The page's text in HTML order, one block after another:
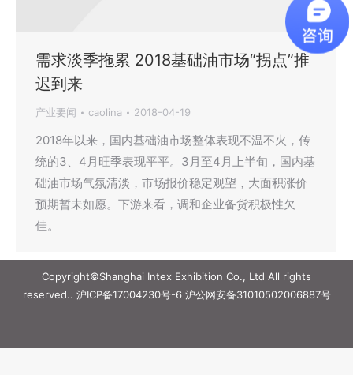
需求淡季拖累 2018基础油市场“拐点”推
迟到来
产业要闻 caolina 2018-04-19
2018年以来，国内基础油市场整体表现不温不火，传
统的3、4月旺季表现平平。3月至4月上半旬，国内基
础油市场气氛清淡，市场报价稳定观望，大面积涨价
预期暂未如愿。下游来看，调和企业备货积极性欠
佳。
Copyright©Shanghai Intex Exhibition Co., Ltd All rights
reserved.. 沪ICP备17004230号-6沪公网安备31010502006887号